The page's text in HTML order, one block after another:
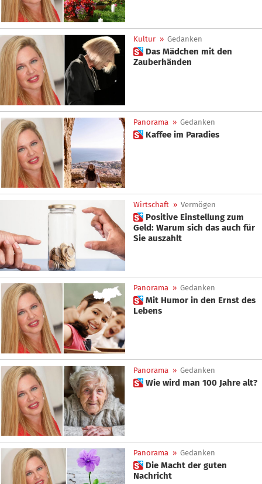
Kultur » Gedanken
 Das Mädchen mit den
Zauberhänden
Panorama » Gedanken
 Kaffee im Paradies
Wirtschaft » Vermögen
 Positive Einstellung zum
Geld: Warum sich das auch für
Sie auszahlt
Panorama » Gedanken
 Mit Humor in den Ernst des
Lebens
Panorama » Gedanken
 Wie wird man 100 Jahre alt?
Panorama » Gedanken
 Die Macht der guten
Nachricht